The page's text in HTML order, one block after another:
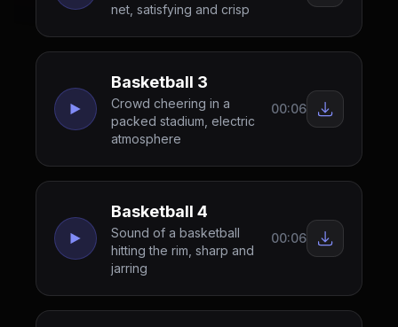
net, satisfying and crisp
Basketball 3
Crowd cheering in a
packed stadium, electric
atmosphere
00:06
Basketball 4
Sound of a basketball
hitting the rim, sharp and
jarring
00:06